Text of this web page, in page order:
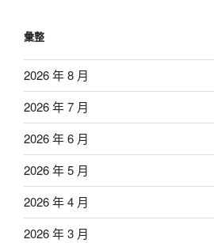
彙整
2026 年 8 月
2026 年 7 月
2026 年 6 月
2026 年 5 月
2026 年 4 月
2026 年 3 月